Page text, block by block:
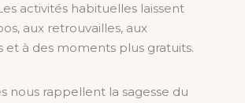
activités habituelles laissent
aux retrouvailles, aux
et à des moments plus gratuits.
nous rappellent la sagesse du